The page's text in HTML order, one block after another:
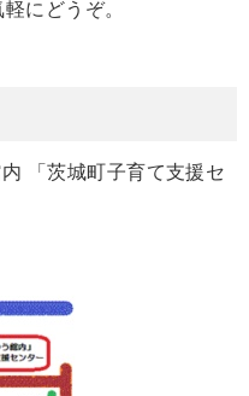
にどうぞ。
「茨城町子育て支援セ